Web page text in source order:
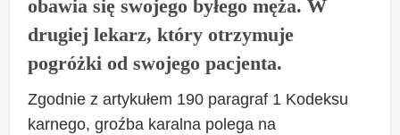
obawia się swojego byłego męża. W
drugiej lekarz, który otrzymuje
pogróżki od swojego pacjenta.
Zgodnie z artykułem 190 paragraf 1 Kodeksu
karnego, groźba karalna polega na